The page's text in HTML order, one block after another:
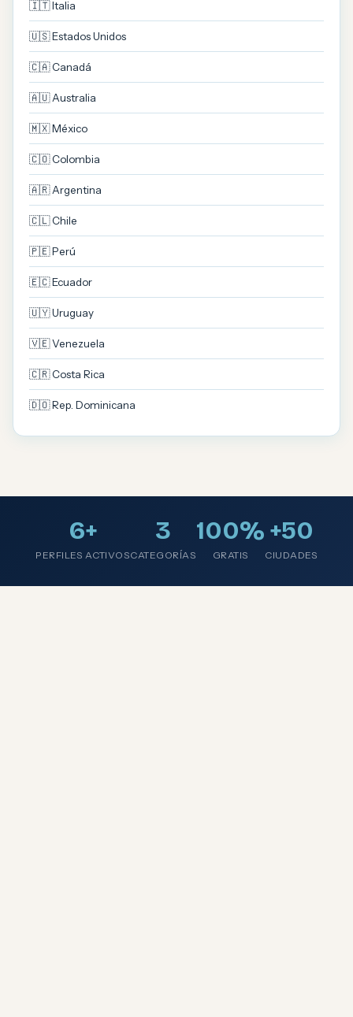
🇮🇹 Italia
🇺🇸 Estados Unidos
🇨🇦 Canadá
🇦🇺 Australia
🇲🇽 México
🇨🇴 Colombia
🇦🇷 Argentina
🇨🇱 Chile
🇵🇪 Perú
🇪🇨 Ecuador
🇺🇾 Uruguay
🇻🇪 Venezuela
🇨🇷 Costa Rica
🇩🇴 Rep. Dominicana
6+
PERFILES ACTIVOS
3
CATEGORÍAS
100%
GRATIS
+50
CIUDADES